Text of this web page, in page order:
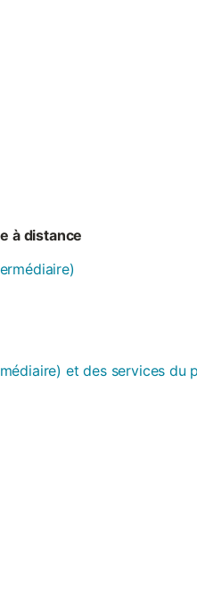
à distance
et des services du